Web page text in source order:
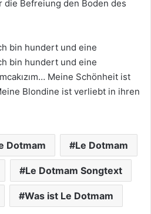
Befreiung den Boden des
bin hundert und eine
bin hundert und eine
Meine Schönheit ist
Blondine ist verliebt in ihren
Dotmam Le Dotmam
Le Dotmam Songtext
Was ist Le Dotmam